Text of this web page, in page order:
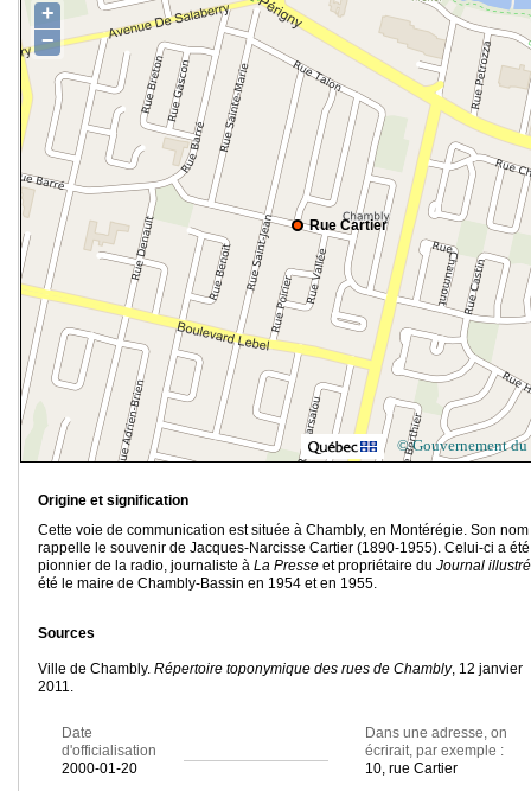
Rue Cartier
+
−
© Gouvernement du
Origine et signification
Cette voie de communication est située à Chambly, en Montérégie. Son nom
rappelle le souvenir de Jacques-Narcisse Cartier (1890-1955). Celui-ci a
pionnier de la radio, journaliste à La Presse et propriétaire du Journal illustré
été le maire de Chambly-Bassin en 1954 et en 1955.
Sources
Ville de Chambly. Répertoire toponymique des rues de Chambly, 12 janvier
2011.
Date
d'officialisation
2000-01-20
Dans une adresse, on
écrirait, par exemple :
10, rue Cartier